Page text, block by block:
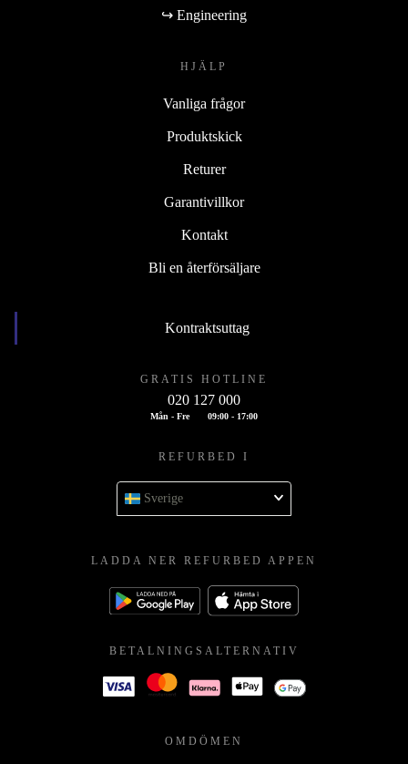
↪ Engineering
HJÄLP
Vanliga frågor
Produktskick
Returer
Garantivillkor
Kontakt
Bli en återförsäljare
Kontraktsuttag
GRATIS HOTLINE
020 127 000
Mån - Fre 09:00 - 17:00
REFURBED I
Sverige
LADDA NER REFURBED APPEN
BETALNINGSALTERNATIV
OMDÖMEN